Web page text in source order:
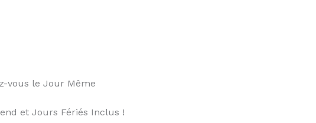
vous le Jour Même
et Jours Fériés Inclus !